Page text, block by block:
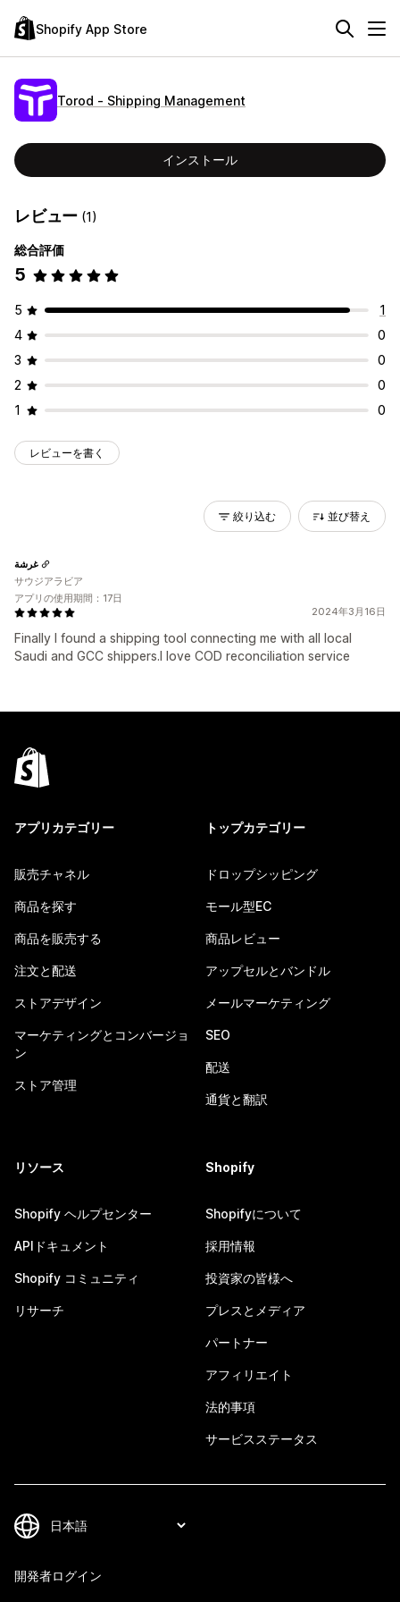
Shopify App Store
Torod ‑ Shipping Management
インストール
レビュー (1)
総合評価
5
5
1
4
0
3
0
2
0
1
0
レビューを書く
絞り込む 並び替え
2024年3月16日
Finally I found a shipping tool connecting me with all local
Saudi and GCC shippers.I love COD reconciliation service
غرشة
サウジアラビア
アプリの使用期間：17日
アプリカテゴリー
販売チャネル
商品を探す
商品を販売する
注文と配送
ストアデザイン
マーケティングとコンバージョ
ン
ストア管理
トップカテゴリー
ドロップシッピング
モール型EC
商品レビュー
アップセルとバンドル
メールマーケティング
SEO
配送
通貨と翻訳
リソース
Shopify ヘルプセンター
APIドキュメント
Shopify コミュニティ
リサーチ
Shopify
Shopifyについて
採用情報
投資家の皆様へ
プレスとメディア
パートナー
アフィリエイト
法的事項
サービスステータス
開発者ログイン